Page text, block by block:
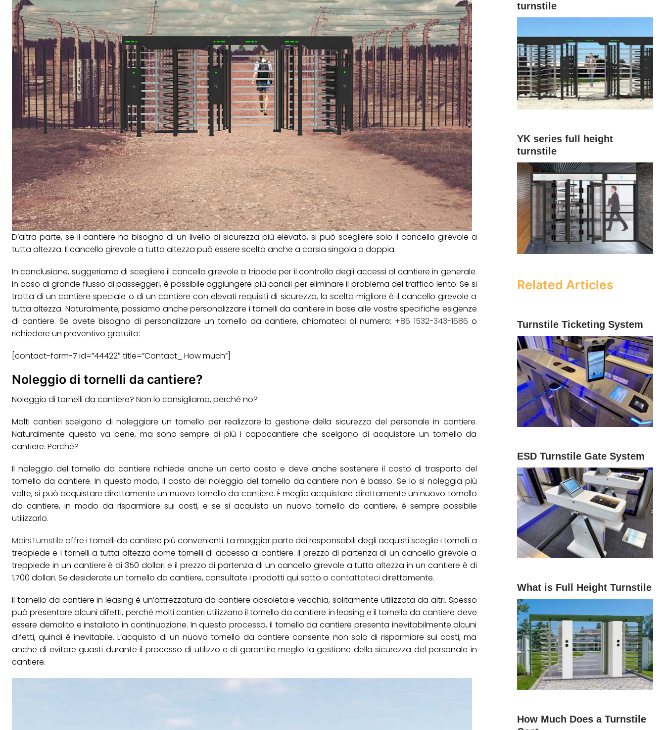
D’altra parte, se il cantiere ha bisogno di un livello di sicurezza più elevato, si può scegliere solo il cancello girevole a
tutta altezza. Il cancello girevole a tutta altezza può essere scelto anche a corsia singola o doppia.
In conclusione, suggeriamo di scegliere il cancello girevole a tripode per il controllo degli accessi al cantiere in generale.
In caso di grande flusso di passeggeri, è possibile aggiungere più canali per eliminare il problema del traffico lento. Se si
tratta di un cantiere speciale o di un cantiere con elevati requisiti di sicurezza, la scelta migliore è il cancello girevole a
tutta altezza. Naturalmente, possiamo anche personalizzare i tornelli da cantiere in base alle vostre specifiche esigenze
di cantiere. Se avete bisogno di personalizzare un tornello da cantiere, chiamateci al numero: +86 1532-343-1686 o
richiedere un preventivo gratuito:
[contact-form-7 id=”44422″ title=”Contact_ How much”]
Noleggio di tornelli da cantiere?
Noleggio di tornelli da cantiere? Non lo consigliamo, perché no?
Molti cantieri scelgono di noleggiare un tornello per realizzare la gestione della sicurezza del personale in cantiere.
Naturalmente questo va bene, ma sono sempre di più i capocantiere che scelgono di acquistare un tornello da
cantiere. Perché?
Il noleggio del tornello da cantiere richiede anche un certo costo e deve anche sostenere il costo di trasporto del
tornello da cantiere. In questo modo, il costo del noleggio del tornello da cantiere non è basso. Se lo si noleggia più
volte, si può acquistare direttamente un nuovo tornello da cantiere. È meglio acquistare direttamente un nuovo tornello
da cantiere, in modo da risparmiare sui costi, e se si acquista un nuovo tornello da cantiere, è sempre possibile
utilizzarlo.
MairsTurnstileoffre i tornelli da cantiere più convenienti. La maggior parte dei responsabili degli acquisti sceglie i tornelli a
treppiede e i tornelli a tutta altezza come tornelli di accesso al cantiere. Il prezzo di partenza di un cancello girevole a
treppiede in un cantiere è di 350 dollari e il prezzo di partenza di un cancello girevole a tutta altezza in un cantiere è di
1.700 dollari. Se desiderate un tornello da cantiere, consultate i prodotti qui sotto o contattateci direttamente.
Il tornello da cantiere in leasing è un’attrezzatura da cantiere obsoleta e vecchia, solitamente utilizzata da altri. Spesso
può presentare alcuni difetti, perché molti cantieri utilizzano il tornello da cantiere in leasing e il tornello da cantiere deve
essere demolito e installato in continuazione. In questo processo, il tornello da cantiere presenta inevitabilmente alcuni
difetti, quindi è inevitabile. L’acquisto di un nuovo tornello da cantiere consente non solo di risparmiare sui costi, ma
anche di evitare guasti durante il processo di utilizzo e di garantire meglio la gestione della sicurezza del personale in
cantiere.
turnstile
YK series full height
turnstile
Related Articles
Turnstile Ticketing System
ESD Turnstile Gate System
What is Full Height Turnstile
How Much Does a Turnstile